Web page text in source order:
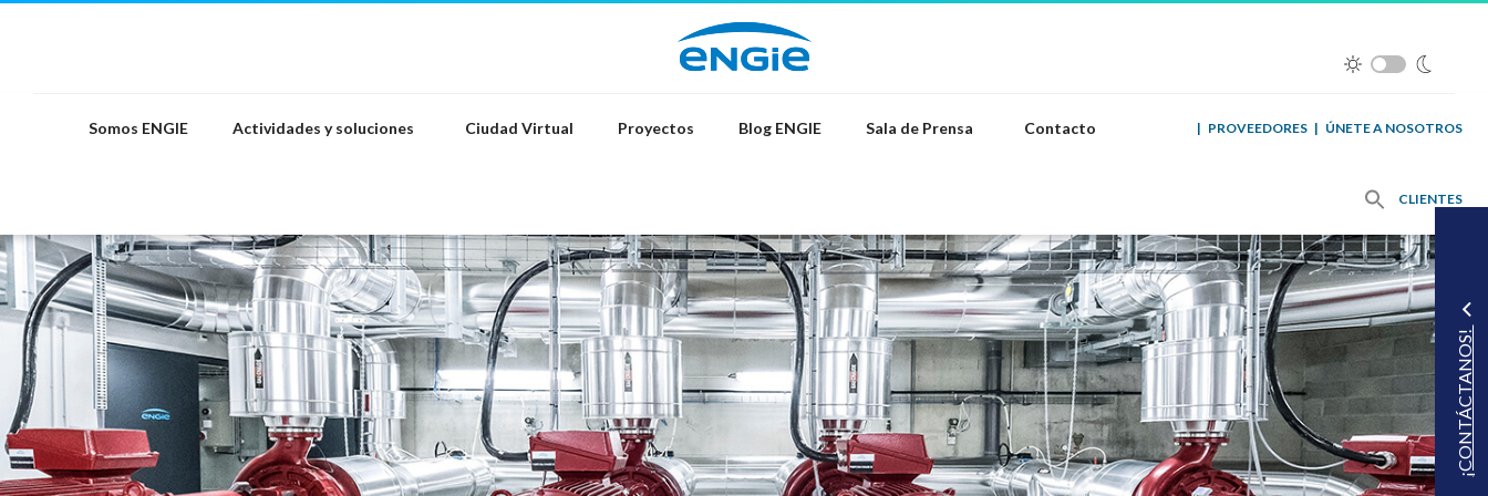
Somos ENGIE Actividades y soluciones Ciudad Virtual Proyectos Blog ENGIE Sala de Prensa Contacto ÚNETE A NOSOTROS
|
PROVEEDORES
|
CLIENTES
¡CONTÁCTANOS!